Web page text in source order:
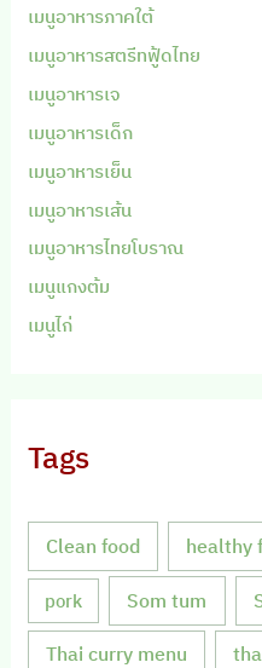
เมนูอาหารภาคใต้
เมนูอาหารสตรีทฟู้ดไทย
เมนูอาหารเจ
เมนูอาหารเด็ก
เมนูอาหารเย็น
เมนูอาหารเส้น
เมนูอาหารไทยโบราณ
เมนูแกงต้ม
เมนูไก่
Tags
Clean food healthy
pork Som tum
Thai curry menu